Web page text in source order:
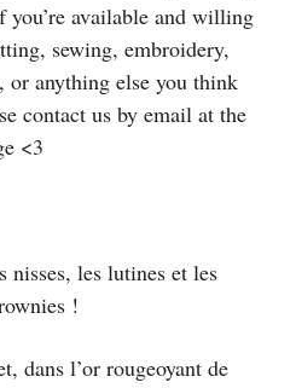
you’re available and willing
sewing, embroidery,
or anything else you think
contact us by email at the
<3
nisses, les lutines et les
!
dans l’or rougeoyant de